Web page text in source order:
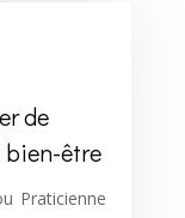
de
bien-être
Praticienne